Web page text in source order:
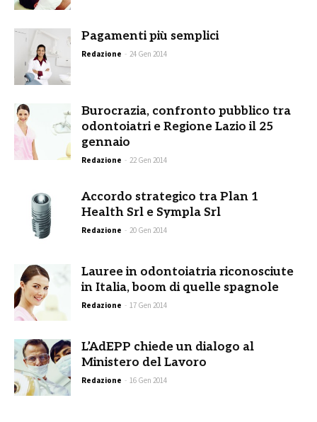
Pagamenti più semplici
Redazione - 24 Gen 2014
Burocrazia, confronto pubblico tra
odontoiatri e Regione Lazio il 25
gennaio
Redazione - 22 Gen 2014
Accordo strategico tra Plan 1
Health Srl e Sympla Srl
Redazione - 20 Gen 2014
Lauree in odontoiatria riconosciute
in Italia, boom di quelle spagnole
Redazione - 17 Gen 2014
L’AdEPP chiede un dialogo al
Ministero del Lavoro
Redazione - 16 Gen 2014